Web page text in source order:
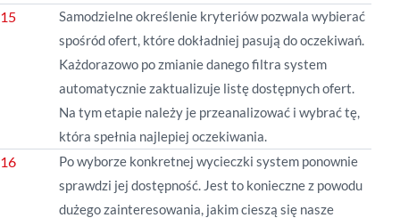
Samodzielne określenie kryteriów pozwala wybierać
spośród ofert, które dokładniej pasują do oczekiwań.
Każdorazowo po zmianie danego filtra system
automatycznie zaktualizuje listę dostępnych ofert.
Na tym etapie należy je przeanalizować i wybrać tę,
która spełnia najlepiej oczekiwania.
Po wyborze konkretnej wycieczki system ponownie
sprawdzi jej dostępność. Jest to konieczne z powodu
dużego zainteresowania, jakim cieszą się nasze